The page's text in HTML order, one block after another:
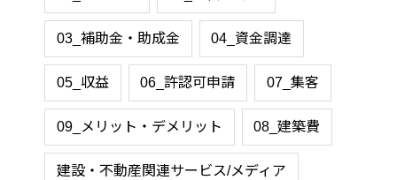
03_補助金・助成金 04_資金調達
05_収益 06_許認可申請 07_集客
09_メリット・デメリット 08_建築費
建設・不動産関連サービス/メディア